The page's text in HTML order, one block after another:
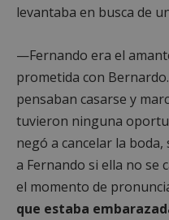
levantaba en busca de
—Fernando era el
prometida con
pensaban casarse y
tuvieron ninguna
negó a cancelar la
a Fernando si ella no se
el momento de
que estaba